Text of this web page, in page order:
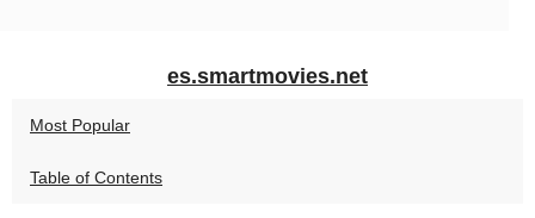
es.smartmovies.net
Most Popular
Table of Contents